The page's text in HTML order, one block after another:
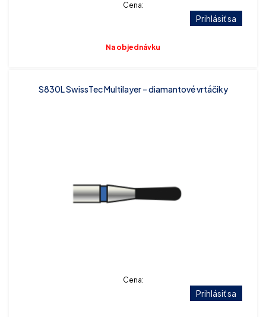
Cena:
Prihlásiť sa
Na objednávku
S830L SwissTec Multilayer – diamantové vrtáčiky
Cena:
Prihlásiť sa